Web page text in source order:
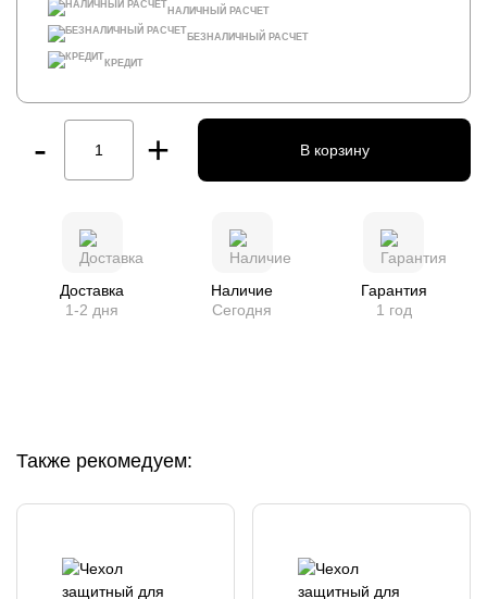
НАЛИЧНЫЙ РАСЧЕТ
БЕЗНАЛИЧНЫЙ РАСЧЕТ
КРЕДИТ
- + В корзину
Доставка
1-2 дня
Наличие
Сегодня
Гарантия
1 год
Также рекомедуем: